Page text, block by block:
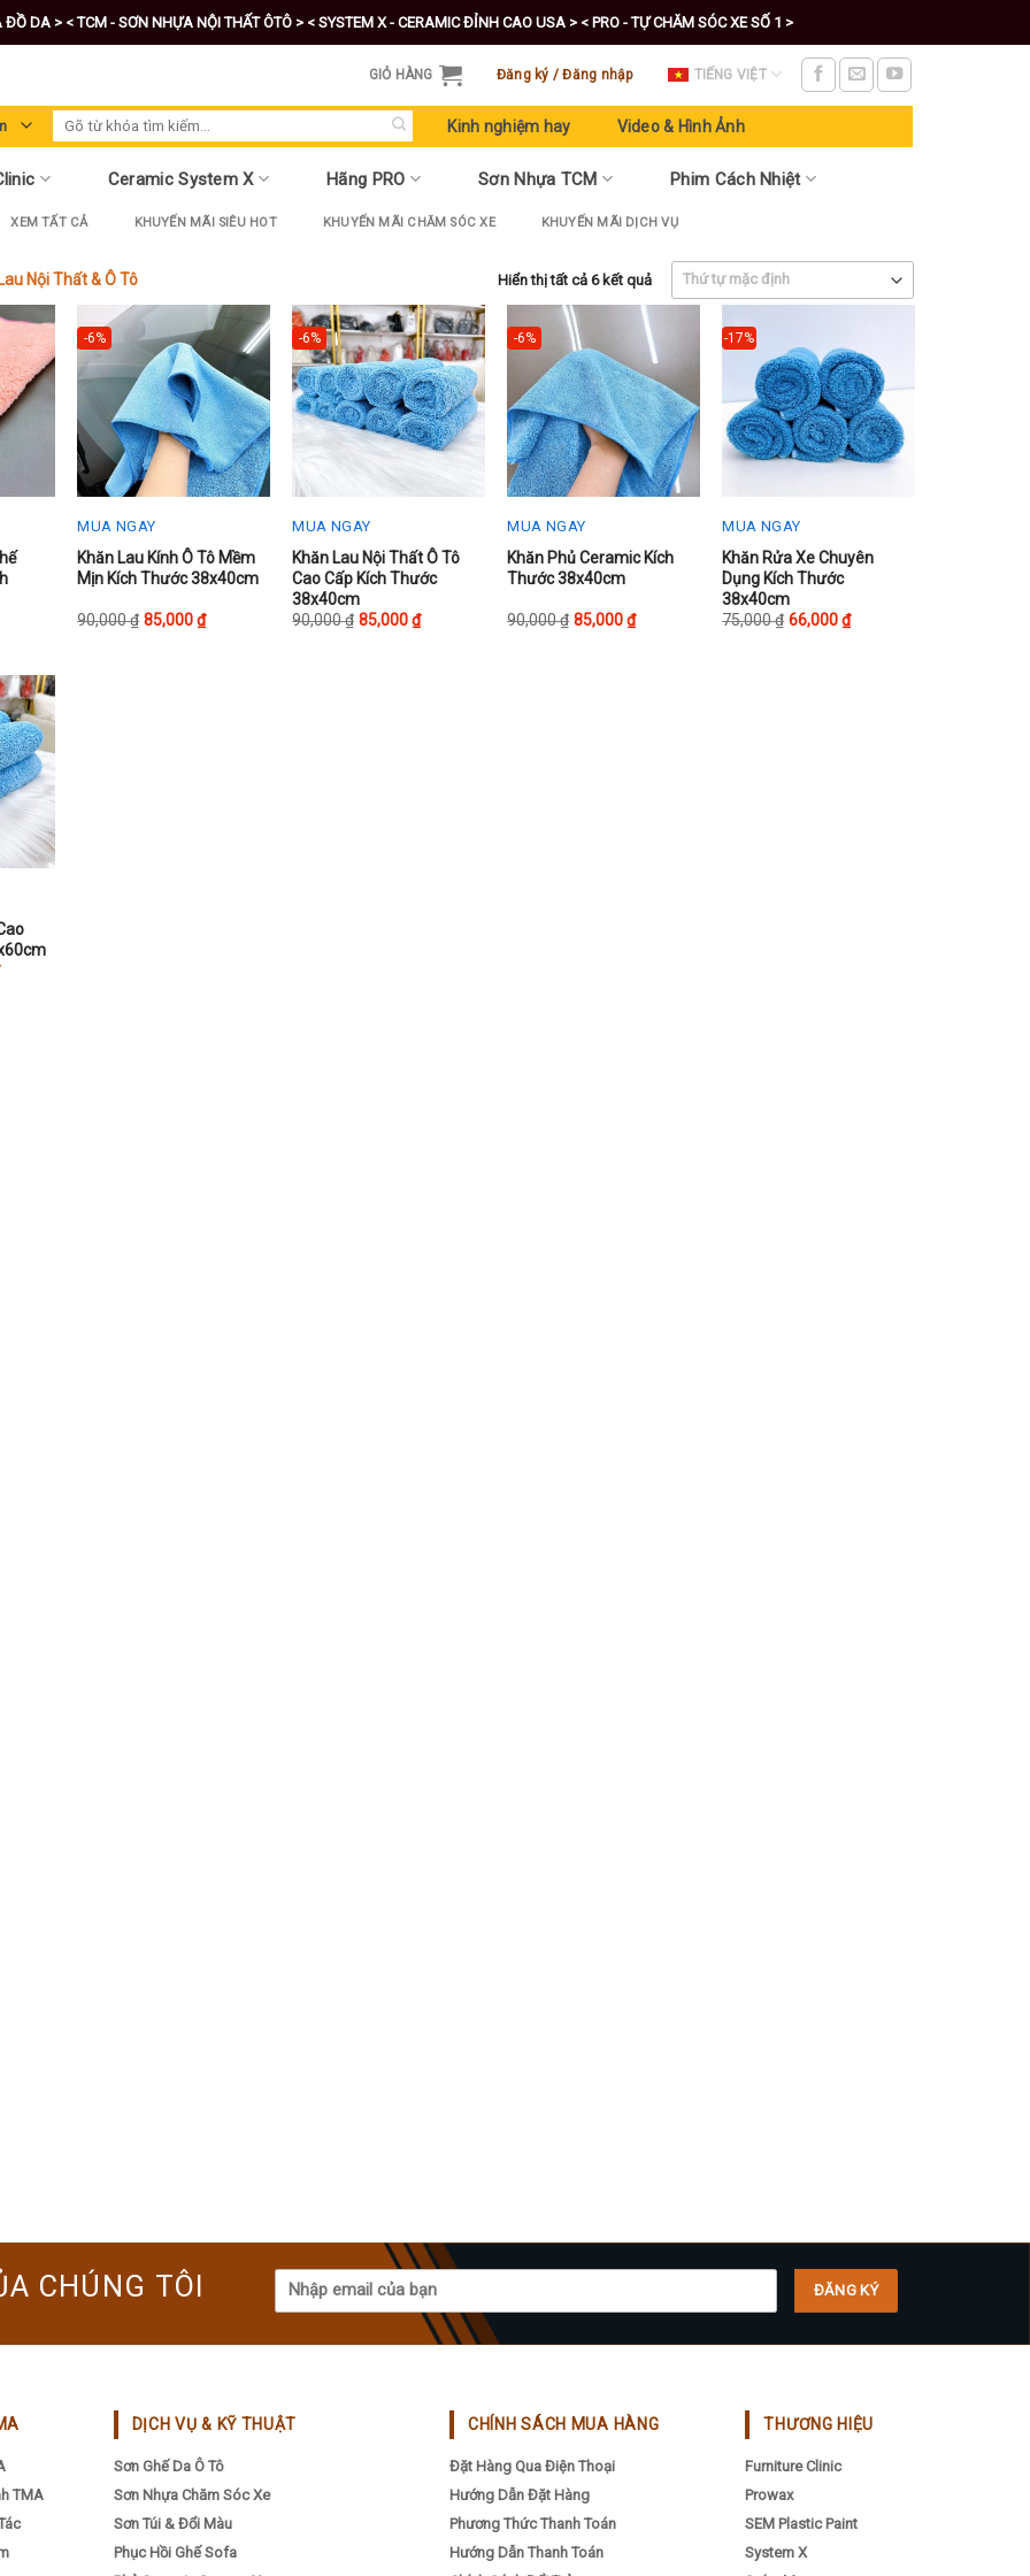
ĐỒ DA > < TCM - SƠN NHỰA NỘI THẤT ÔTÔ > < SYSTEM X - CERAMIC ĐỈNH CAO USA > < PRO - TỰ CHĂM SÓC XE SỐ 1 >
GIỎ HÀNG Đăng ký / Đăng nhập TIẾNG VIỆT
Tìm
kiếm:
Kinh nghiệm hay Video & Hình Ảnh
Ceramic System X Hãng PRO Sơn Nhựa TCM Phim Cách Nhiệt
XEM TẤT CẢ KHUYẾN MÃI SIÊU HOT KHUYẾN MÃI CHĂM SÓC XE KHUYẾN MÃI DỊCH VỤ
Nội Thất & Ô Tô Hiển thị tất cả 6 kết quả
-6%
MUA NGAY
This
product
has
Khăn Lau Kính Ô Tô Mềm
Mịn Kích Thước 38x40cm
90,000₫ 85,000₫
-6%
MUA NGAY
This
product
has
Khăn Lau Nội Thất Ô Tô
Cao Cấp Kích Thước
38x40cm
90,000₫ 85,000₫
-6%
MUA NGAY
This
product
has
Khăn Phủ Ceramic Kích
Thước 38x40cm
90,000₫ 85,000₫
-17%
MUA NGAY
This
product
has
Khăn Rửa Xe Chuyên
Dụng Kích Thước
38x40cm
75,000₫ 66,000₫
CHÚNG TÔI
TMA
DỊCH VỤ & KỸ THUẬT
Sơn Ghế Da Ô Tô
Sơn Nhựa Chăm Sóc Xe
Sơn Túi & Đổi Màu
Phục Hồi Ghế Sofa
CHÍNH SÁCH MUA HÀNG
Đặt Hàng Qua Điện Thoại
Hướng Dẫn Đặt Hàng
Phương Thức Thanh Toán
Hướng Dẫn Thanh Toán
THƯƠNG HIỆU
Furniture Clinic
Prowax
SEM Plastic Paint
System X